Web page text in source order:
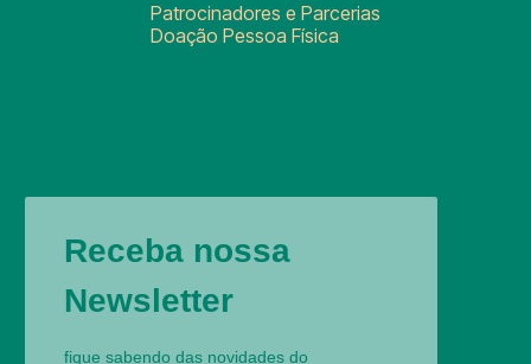
Patrocinadores e Parcerias
Doação Pessoa Física